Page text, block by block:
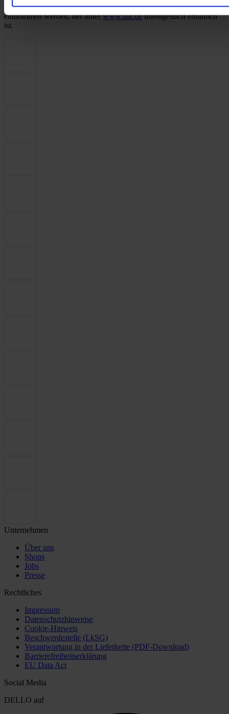
Emissionen und den Stromverbrauch neuer Personenkraftwagen“
entnommen werden, der unterwww.dat.deunentgeltlich erhältlich
ist.
Unternehmen
Über uns
Shops
Jobs
Presse
Rechtliches
Impressum
Datenschutzhinweise
Cookie-Hinweis
Beschwerdestelle (LkSG)
Verantwortung in der Lieferkette (PDF-Download)
Barrierefreiheitserklärung
EU Data Act
Social Media
DELLO auf